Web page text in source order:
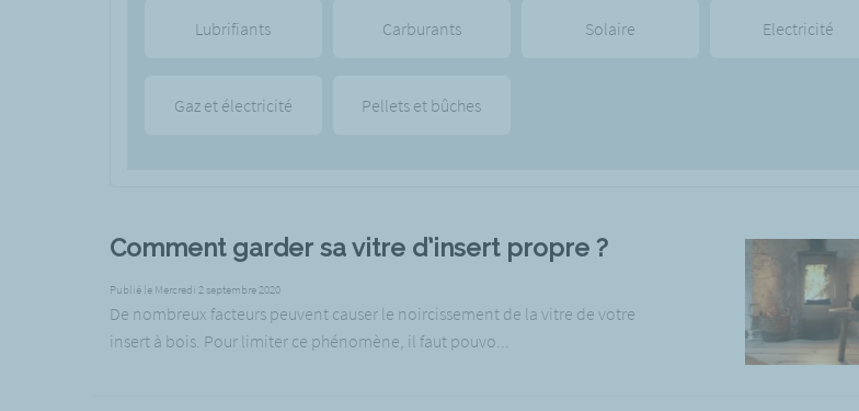
Lubrifiants Carburants Solaire Electricité
Gaz et électricité Pellets et bûches
Comment garder sa vitre d’insert propre ?
Publié le Mercredi 2 septembre 2020
De nombreux facteurs peuvent causer le noircissement de la vitre de votre
insert à bois. Pour limiter ce phénomène, il faut pouvo...